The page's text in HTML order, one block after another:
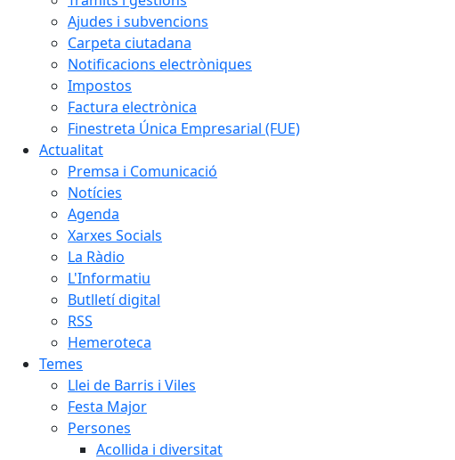
Ajudes i subvencions
Carpeta ciutadana
Notificacions electròniques
Impostos
Factura electrònica
Finestreta Única Empresarial (FUE)
Actualitat
Premsa i Comunicació
Notícies
Agenda
Xarxes Socials
La Ràdio
L'Informatiu
Butlletí digital
RSS
Hemeroteca
Temes
Llei de Barris i Viles
Festa Major
Persones
Acollida i diversitat